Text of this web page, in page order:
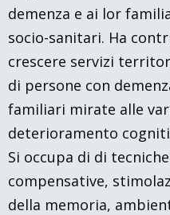
demenza e ai lor
socio-sanitari. Ha
crescere servizi
di persone con
familiari mirate alle
deterioramento
Si occupa di di
compensative,
della memoria,